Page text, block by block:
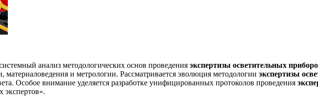
анализ методологических основ проведения экспертизы осветительных
и метрологии. Рассматривается эволюция методологии экспертизы
Особое внимание уделяется разработке унифицированных протоколов проведения
экспертов».